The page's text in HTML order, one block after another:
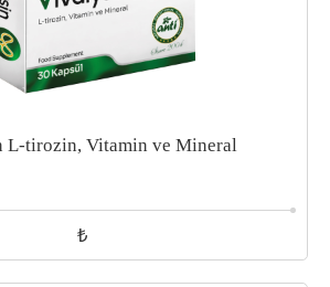
L-tirozin, Vitamin ve Mineral
₺